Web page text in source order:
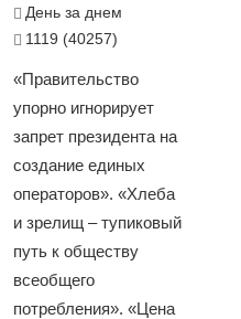
День за днем
1119 (40257)
«Правительство
упорно игнорирует
запрет президента на
создание единых
операторов». «Хлеба
и зрелищ – тупиковый
путь к обществу
всеобщего
потребления». «Цена